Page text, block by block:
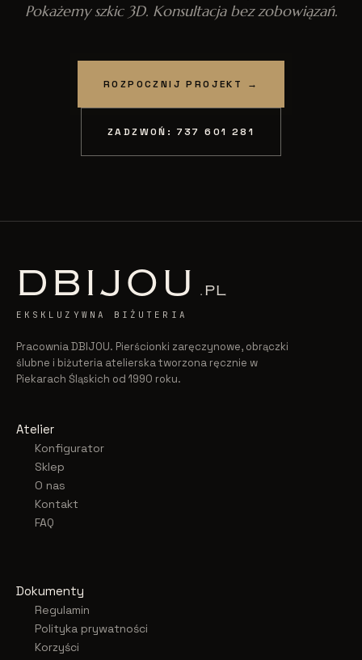
Pokażemy szkic 3D. Konsultacja bez zobowiązań.
ROZPOCZNIJ PROJEKT →
ZADZWOŃ: 737 601 281
D BIJOU .PL
EKSKLUZYWNA BIŻUTERIA
Pracownia DBIJOU. Pierścionki zaręczynowe, obrączki
ślubne i biżuteria atelierska tworzona ręcznie w
Piekarach Śląskich od 1990 roku.
Atelier
Konfigurator
Sklep
O nas
Kontakt
FAQ
Dokumenty
Regulamin
Polityka prywatności
Korzyści